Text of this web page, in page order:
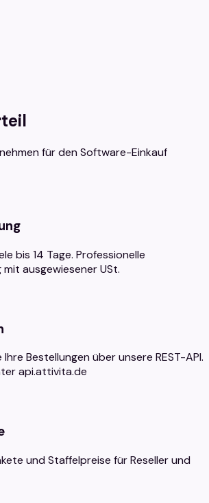
für den Software-Einkauf
bis 14 Tage. Professionelle
ausgewiesener USt.
Bestellungen über unsere REST-API.
api.attivita.de
und Staffelpreise für Reseller und